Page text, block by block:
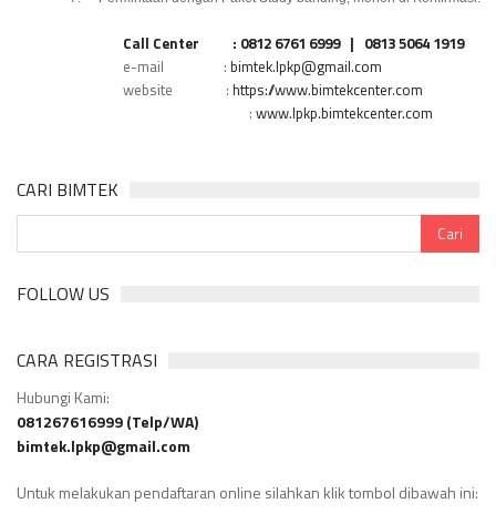
Call Center : 0812 6761 6999 | 0813 5064 1919
e-mail
: bimtek.lpkp@gmail.com
website
: https://www.bimtekcenter.com
: www.lpkp.bimtekcenter.com
CARI BIMTEK
FOLLOW US
CARA REGISTRASI
Hubungi Kami:
081267616999 (Telp/WA)
bimtek.lpkp@gmail.com
Untuk melakukan pendaftaran online silahkan klik tombol dibawah ini: